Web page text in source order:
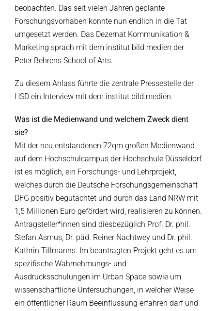
beobachten. Das seit vielen Jahren geplante
Forschungsvorhaben konnte nun endlich in die Tat
umgesetzt werden. Das Dezernat Kommunikation &
Marketing sprach mit dem institut bild.medien der
Peter Behrens School of Arts.
Zu diesem Anlass führte die zentrale Pressestelle der
HSD ein Interview mit dem institut bild.medien.
Was ist die Medienwand und welchem Zweck dient
sie?
Mit der neu entstandenen 72qm großen Medienwand
auf dem Hochschulcampus der Hochschule Düsseldorf
ist es möglich, ein Forschungs- und Lehrprojekt,
welches durch die Deutsche Forschungsgemeinschaft
DFG positiv begutachtet und durch das Land NRW mit
1,5 Millionen Euro gefördert wird, realisieren zu können.
Antragsteller*innen sind diesbezüglich Prof. Dr. phil.
Stefan Asmus, Dr. päd. Reiner Nachtwey und Dr. phil.
Kathrin Tillmanns. Im beantragten Projekt geht es um
spezifische Wahrnehmungs- und
Ausdrucksschulungen im Urban Space sowie um
wissenschaftliche Untersuchungen, in welcher Weise
ein öffentlicher Raum Beeinflussung erfahren darf und